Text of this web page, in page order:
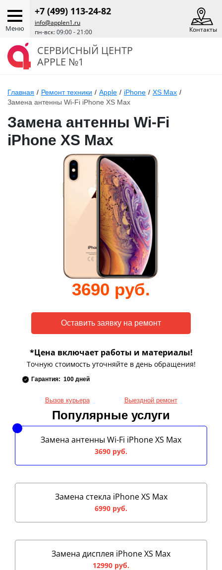
Меню
+7 (499) 113-24-82
info@applen1.ru
пн-вск: 09:00 - 21:00
Контакты
СЕРВИСНЫЙ ЦЕНТР
APPLE №1
Главная / Ремонт техники / Apple / iPhone / XS Max /
Замена антенны Wi-Fi iPhone XS Max
Замена антенны Wi-Fi
iPhone XS Max
3690 руб.
*Цена включает работы и материалы!
Точную стоимость уточняйте в день обращения!
Гарантия: 100 дней
Вызов курьера Выездной ремонт
Популярные услуги
Замена антенны Wi-Fi iPhone XS Max
3690 руб.
Замена стекла iPhone XS Max
6990 руб.
Замена дисплея iPhone XS Max
12990 руб.